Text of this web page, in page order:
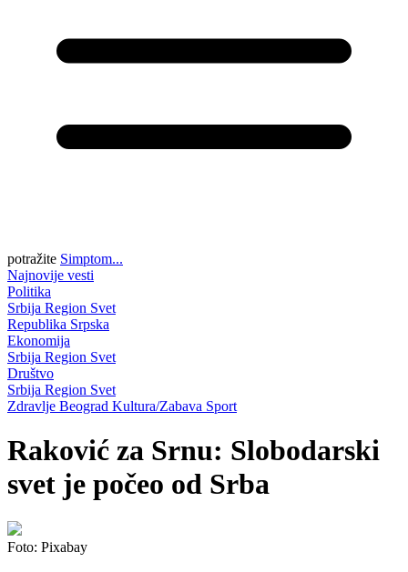
potražite Simptom...
Najnovije vesti
Politika
Srbija Region Svet
Republika Srpska
Ekonomija
Srbija Region Svet
Društvo
Srbija Region Svet
Zdravlje Beograd Kultura/Zabava Sport
Raković za Srnu: Slobodarski
svet je počeo od Srba
Foto: Pixabay